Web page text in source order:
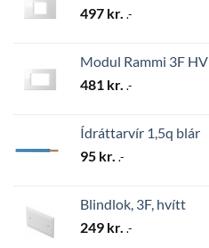
497 kr. .-
Modul Rammi 3F HV
481 kr. .-
Ídráttarvír 1,5q blár
95 kr. .-
Blindlok, 3F, hvítt
249 kr. .-